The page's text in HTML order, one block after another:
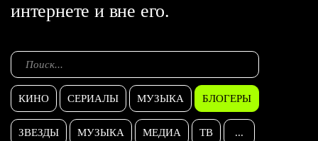
интернете и вне его.
КИНО СЕРИАЛЫ МУЗЫКА БЛОГЕРЫ
ЗВЕЗДЫ МУЗЫКА МЕДИА ТВ ...